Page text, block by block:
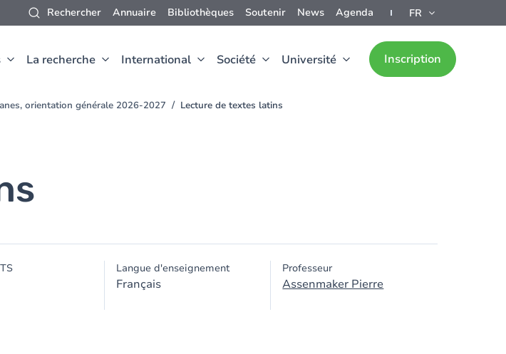
Rechercher Annuaire Bibliothèques Soutenir News Agenda FR
La recherche International Société Université Inscription
orientation générale 2026-2027 Lecture de textes latins
Langue d'enseignement
Français
Professeur
Assenmaker Pierre